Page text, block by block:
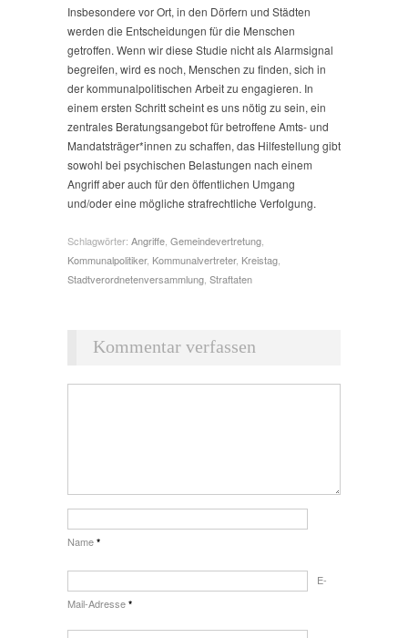
Insbesondere vor Ort, in den Dörfern und Städten
werden die Entscheidungen für die Menschen
getroffen. Wenn wir diese Studie nicht als Alarmsignal
begreifen, wird es noch, Menschen zu finden, sich in
der kommunalpolitischen Arbeit zu engagieren. In
einem ersten Schritt scheint es uns nötig zu sein, ein
zentrales Beratungsangebot für betroffene Amts- und
Mandatsträger*innen zu schaffen, das Hilfestellung gibt
sowohl bei psychischen Belastungen nach einem
Angriff aber auch für den öffentlichen Umgang
und/oder eine mögliche strafrechtliche Verfolgung.
Schlagwörter: Angriffe Gemeindevertretung
Kommunalpolitiker, Kommunalvertreter, Kreistag
Stadtverordnetenversammlung Straftaten
Kommentar verfassen
Name *
E-
Mail-Adresse *